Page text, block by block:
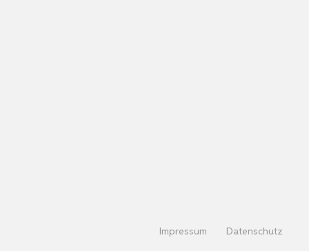
Impressum Datenschutz